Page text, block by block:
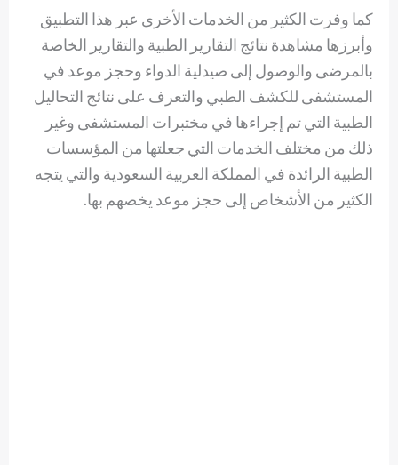
كما وفرت الكثير من الخدمات الأخرى عبر هذا التطبيق
وأبرزها مشاهدة نتائج التقارير الطبية والتقارير الخاصة
بالمرضى والوصول إلى صيدلية الدواء وحجز موعد في
المستشفى للكشف الطبي والتعرف على نتائج التحاليل
الطبية التي تم إجراءها في مختبرات المستشفى وغير
ذلك من مختلف الخدمات التي جعلتها من المؤسسات
الطبية الرائدة في المملكة العربية السعودية والتي يتجه
الكثير من الأشخاص إلى حجز موعد يخصهم بها.